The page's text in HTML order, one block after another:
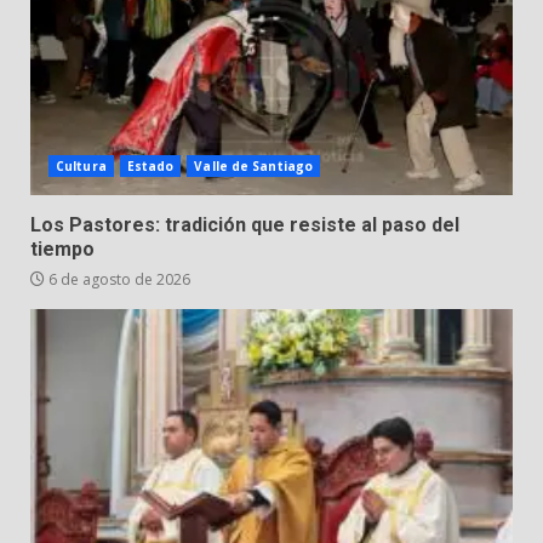
Cultura Estado Valle de Santiago
Los Pastores: tradición que resiste al paso del
tiempo
6 de agosto de 2026